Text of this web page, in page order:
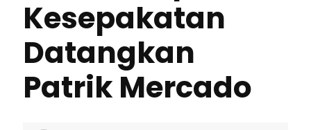
Kesepakatan
Datangkan
Patrik Mercado